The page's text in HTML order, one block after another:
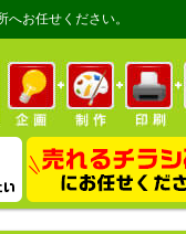
お任せください。